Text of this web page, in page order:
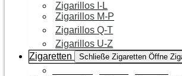
Zigarillos I-L
Zigarillos M-P
Zigarillos Q-T
Zigarillos U-Z
Zigaretten
Schließe Zigaretten Öffne